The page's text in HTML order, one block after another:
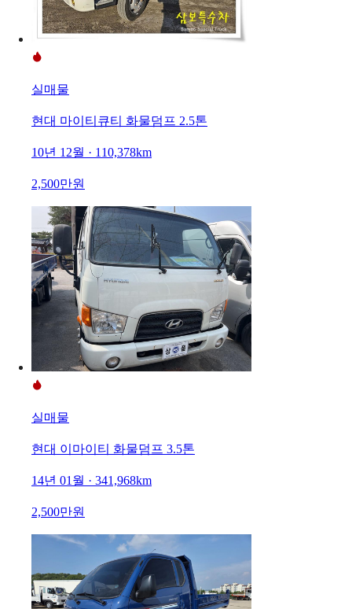
실매물
현대 마이티큐티 화물덤프 2.5톤
10년 12월 · 110,378km
2,500만원
실매물
현대 이마이티 화물덤프 3.5톤
14년 01월 · 341,968km
2,500만원